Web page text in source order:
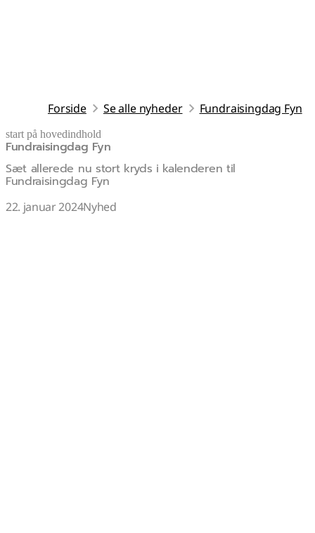
Forside Se alle nyheder Fundraisingdag Fyn
start på hovedindhold
Fundraisingdag Fyn
Sæt allerede nu stort kryds i kalenderen til
Fundraisingdag Fyn
22. januar 2024Nyhed
senest opdateret 10. november 2025